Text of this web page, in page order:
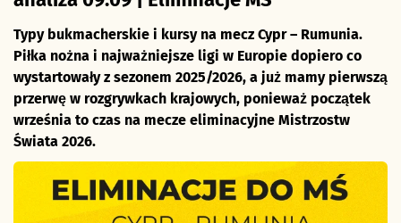
Typy bukmacherskie i kursy na mecz Cypr – Rumunia.
Piłka nożna i najważniejsze ligi w Europie dopiero co
wystartowały z sezonem 2025/2026, a już mamy pierwszą
przerwę w rozgrywkach krajowych, ponieważ początek
września to czas na mecze eliminacyjne Mistrzostw
Świata 2026.